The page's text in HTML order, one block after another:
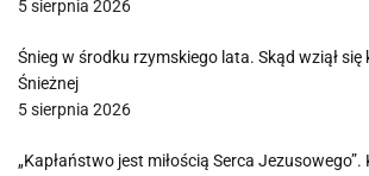
5 sierpnia 2026
Śnieg w środku rzymskiego lata. Skąd wziął
Śnieżnej
5 sierpnia 2026
„Kapłaństwo jest miłością Serca Jezusowego”.